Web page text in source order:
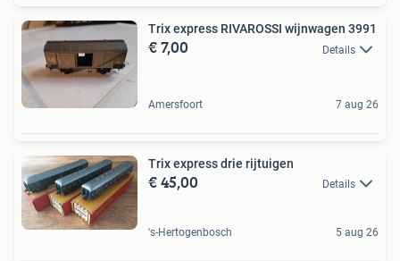
Trix express RIVAROSSI wijnwagen 3991
€ 7,00 Details
Amersfoort 7 aug 26
Trix express drie rijtuigen
€ 45,00 Details
's-Hertogenbosch 5 aug 26